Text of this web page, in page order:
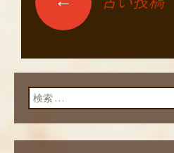
投稿ナビ
ン
検索: